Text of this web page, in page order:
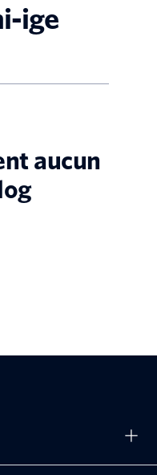
ige
aucun